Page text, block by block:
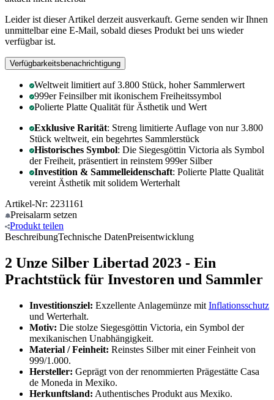
Leider ist dieser Artikel derzeit ausverkauft. Gerne senden wir Ihnen
unmittelbar eine E-Mail, sobald dieses Produkt bei uns wieder
verfügbar ist.
Verfügbarkeitsbenachrichtigung
Weltweit limitiert auf 3.800 Stück, hoher Sammlerwert
999er Feinsilber mit ikonischem Freiheitssymbol
Polierte Platte Qualität für Ästhetik und Wert
Exklusive Rarität: Streng limitierte Auflage von nur 3.800
Stück weltweit, ein begehrtes Sammlerstück
Historisches Symbol: Die Siegesgöttin Victoria als Symbol
der Freiheit, präsentiert in reinstem 999er Silber
Investition & Sammelleidenschaft: Polierte Platte Qualität
vereint Ästhetik mit solidem Werterhalt
Artikel-Nr: 2231161
Preisalarm setzen
Produkt teilen
BeschreibungTechnische DatenPreisentwicklung
2 Unze Silber Libertad 2023 - Ein
Prachtstück für Investoren und Sammler
Investitionsziel: Exzellente Anlagemünze mit Inflationsschutz
und Werterhalt.
Motiv: Die stolze Siegesgöttin Victoria, ein Symbol der
mexikanischen Unabhängigkeit.
Material / Feinheit: Reinstes Silber mit einer Feinheit von
999/1.000.
Hersteller: Geprägt von der renommierten Prägestätte Casa
de Moneda in Mexiko.
Herkunftsland: Authentisches Produkt aus Mexiko.